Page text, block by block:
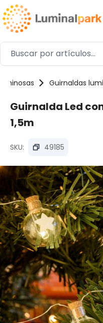
Saltar al contenido
Guirnaldas
Guirnalda Led
1,5m
SKU: 49185
Omitir galería de